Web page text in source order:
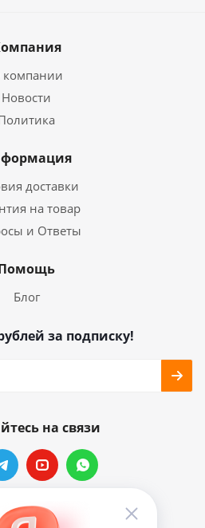
Новости
доставки
на товар
и Ответы
Блог
за подписку!
на связи
контакты